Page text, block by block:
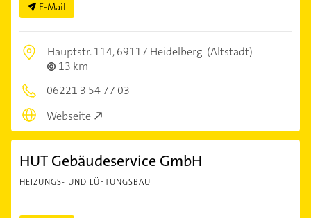
E-Mail
Hauptstr. 114,69117 Heidelberg (Altstadt)
13 km
06221 3 54 77 03
Webseite
HUT Gebäudeservice GmbH
HEIZUNGS- UND LÜFTUNGSBAU